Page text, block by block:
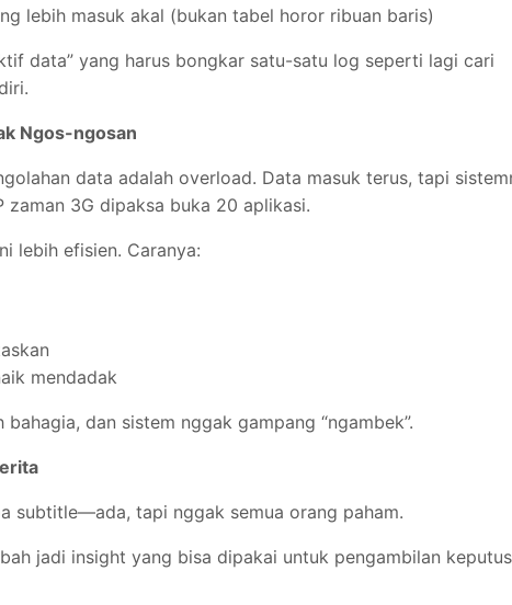
lebih masuk akal (bukan tabel horor ribuan baris)
data” yang harus bongkar satu-satu log seperti lagi cari
Ngos-ngosan
data adalah overload. Data masuk terus, tapi
3G dipaksa buka 20 aplikasi.
lebih efisien. Caranya:
mendadak
dan sistem nggak gampang “ngambek”.
subtitle—ada, tapi nggak semua orang paham.
jadi insight yang bisa dipakai untuk pengambilan